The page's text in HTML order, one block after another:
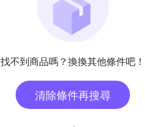
找不到商品嗎？換換其他條件吧！
清除條件再搜尋